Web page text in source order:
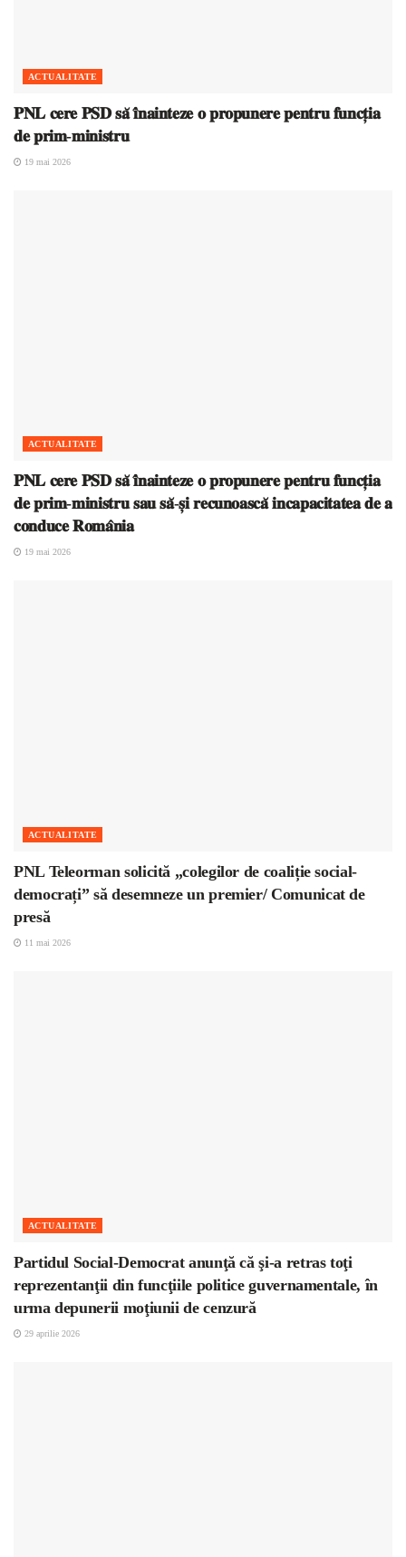
ACTUALITATE
𝐏𝐍𝐋 𝐜𝐞𝐫𝐞 𝐏𝐒𝐃 𝐬𝐚̆ 𝐢̂𝐧𝐚𝐢𝐧𝐭𝐞𝐳𝐞 𝐨 𝐩𝐫𝐨𝐩𝐮𝐧𝐞𝐫𝐞 𝐩𝐞𝐧𝐭𝐫𝐮 𝐟𝐮𝐧𝐜𝐭̦𝐢𝐚
𝐝𝐞 𝐩𝐫𝐢𝐦-𝐦𝐢𝐧𝐢𝐬𝐭𝐫𝐮
19 mai 2026
ACTUALITATE
𝐏𝐍𝐋 𝐜𝐞𝐫𝐞 𝐏𝐒𝐃 𝐬𝐚̆ 𝐢̂𝐧𝐚𝐢𝐧𝐭𝐞𝐳𝐞 𝐨 𝐩𝐫𝐨𝐩𝐮𝐧𝐞𝐫𝐞 𝐩𝐞𝐧𝐭𝐫𝐮 𝐟𝐮𝐧𝐜𝐭̦𝐢𝐚
𝐝𝐞 𝐩𝐫𝐢𝐦-𝐦𝐢𝐧𝐢𝐬𝐭𝐫𝐮 𝐬𝐚𝐮 𝐬𝐚̆-𝐬̦𝐢 𝐫𝐞𝐜𝐮𝐧𝐨𝐚𝐬𝐜𝐚̆ 𝐢𝐧𝐜𝐚𝐩𝐚𝐜𝐢𝐭𝐚𝐭𝐞𝐚 𝐝𝐞 𝐚
𝐜𝐨𝐧𝐝𝐮𝐜𝐞 𝐑𝐨𝐦𝐚̂𝐧𝐢𝐚
19 mai 2026
ACTUALITATE
PNL Teleorman solicită „colegilor de coaliție social-
democrați” să desemneze un premier/ Comunicat de
presă
11 mai 2026
ACTUALITATE
Partidul Social-Democrat anunţă că şi-a retras toţi
reprezentanţii din funcţiile politice guvernamentale, în
urma depunerii moţiunii de cenzură
29 aprilie 2026